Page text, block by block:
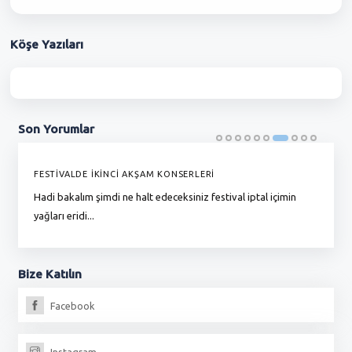
Köşe Yazıları
Son Yorumlar
FESTİVALDE İKİNCİ AKŞAM KONSERLERİ
Hadi bakalım şimdi ne halt edeceksiniz festival iptal içimin
yağları eridi...
Bize Katılın
Facebook